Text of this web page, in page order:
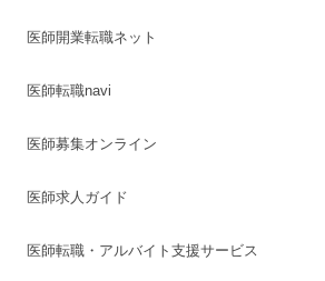
医師開業転職ネット
医師転職navi
医師募集オンライン
医師求人ガイド
医師転職・アルバイト支援サービス